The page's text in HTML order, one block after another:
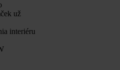
už
interiéru